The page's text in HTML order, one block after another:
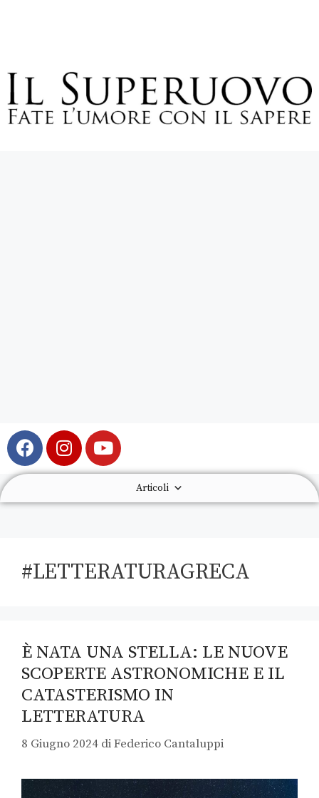
Articoli
#LETTERATURAGRECA
È NATA UNA STELLA: LE NUOVE
SCOPERTE ASTRONOMICHE E IL
CATASTERISMO IN
LETTERATURA
8 Giugno 2024 diFederico Cantaluppi